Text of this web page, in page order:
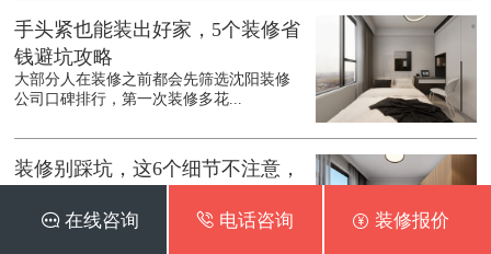
手头紧也能装出好家，5个装修省
钱避坑攻略
大部分人在装修之前都会先筛选沈阳装修
公司口碑排行，第一次装修多花...
装修别踩坑，这6个细节不注意，
在装修之前都会先了解沈阳装修公司口碑
 在线咨询  电话咨询  装修报价